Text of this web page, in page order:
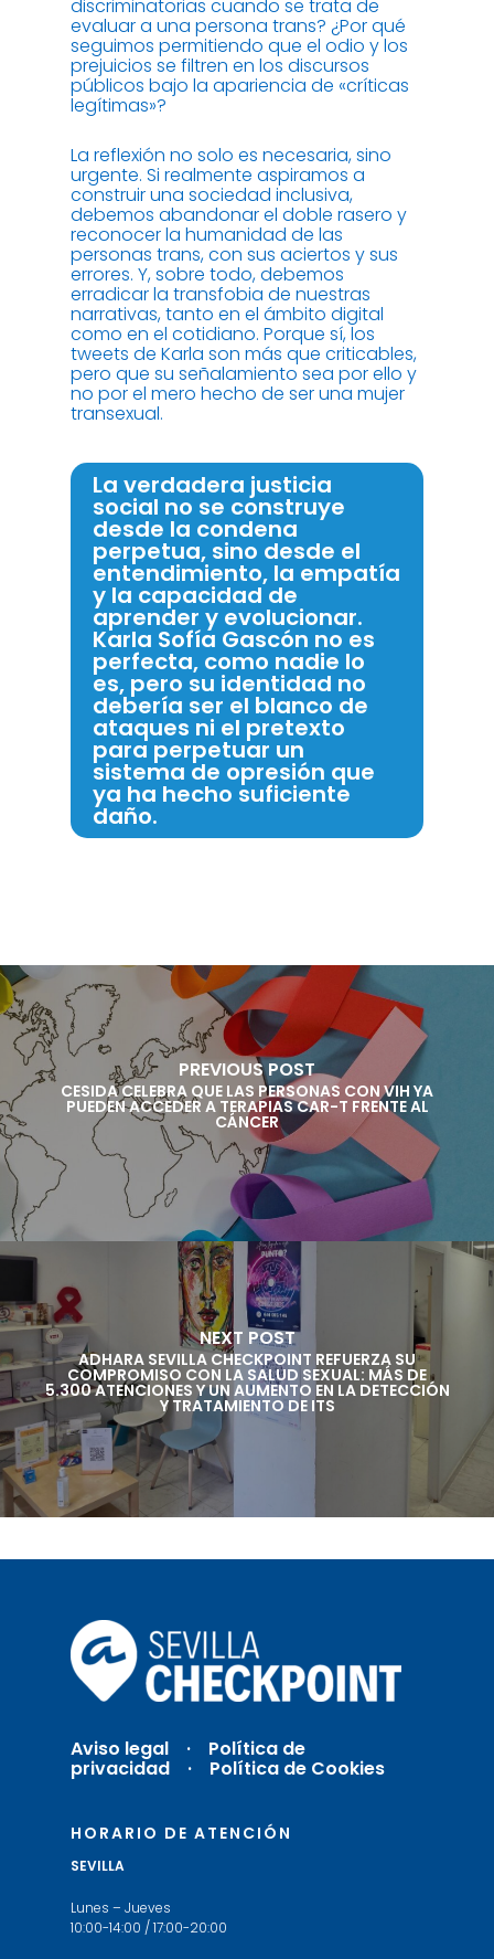
discriminatorias cuando se trata de
evaluar a una persona trans? ¿Por qué
seguimos permitiendo que el odio y los
prejuicios se filtren en los discursos
públicos bajo la apariencia de «críticas
legítimas»?
La reflexión no solo es necesaria, sino
urgente. Si realmente aspiramos a
construir una sociedad inclusiva,
debemos abandonar el doble rasero y
reconocer la humanidad de las
personas trans, con sus aciertos y sus
errores. Y, sobre todo, debemos
erradicar la transfobia de nuestras
narrativas, tanto en el ámbito digital
como en el cotidiano. Porque sí, los
tweets de Karla son más que criticables,
pero que su señalamiento sea por ello y
no por el mero hecho de ser una mujer
transexual.
La verdadera justicia
social no se construye
desde la condena
perpetua, sino desde el
entendimiento, la empatía
y la capacidad de
aprender y evolucionar.
Karla Sofía Gascón no es
perfecta, como nadie lo
es, pero su identidad no
debería ser el blanco de
ataques ni el pretexto
para perpetuar un
sistema de opresión que
ya ha hecho suficiente
daño.
PREVIOUS POST
CESIDA CELEBRA QUE LAS PERSONAS CON VIH YA
PUEDEN ACCEDER A TERAPIAS CAR-T FRENTE AL
CÁNCER
NEXT POST
ADHARA SEVILLA CHECKPOINT REFUERZA SU
COMPROMISO CON LA SALUD SEXUAL: MÁS DE
5.300 ATENCIONES Y UN AUMENTO EN LA DETECCIÓN
Y TRATAMIENTO DE ITS
Aviso legal · Política de
privacidad · Política de Cookies
HORARIO DE ATENCIÓN
SEVILLA
Lunes – Jueves
10:00-14:00 / 17:00-20:00